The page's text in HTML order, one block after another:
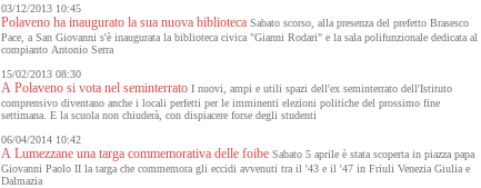
03/12/2013 10:45
Polaveno ha inaugurato la sua nuova bibliotecaSabato scorso, alla presenza del prefetto Brasesco
Pace, a San Giovanni s'è inaugurata la biblioteca civica "Gianni Rodari" e la sala polifunzionale dedicata al
compianto Antonio Serra
15/02/2013 08:30
A Polaveno si vota nel seminterratoI nuovi, ampi e utili spazi dell'ex seminterrato dell'Istituto
comprensivo diventano anche i locali perfetti per le imminenti elezioni politiche del prossimo fine
settimana. E la scuola non chiuderà, con dispiacere forse degli studenti
06/04/2014 10:42
A Lumezzane una targa commemorativa delle foibeSabato 5 aprile è stata scoperta in piazza papa
Giovanni Paolo II la targa che commemora gli eccidi avvenuti tra il '43 e il '47 in Friuli Venezia Giulia e
Dalmazia